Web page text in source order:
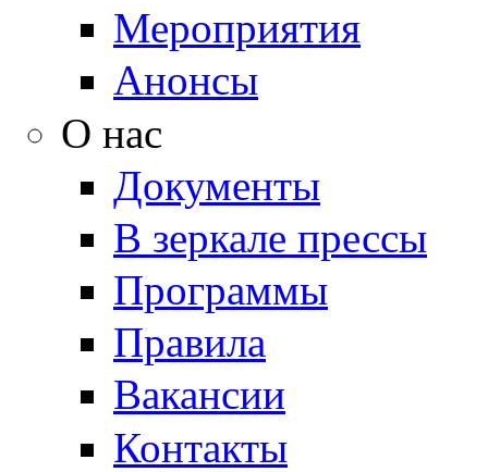
Мероприятия
Анонсы
О нас
Документы
В зеркале прессы
Программы
Правила
Вакансии
Контакты